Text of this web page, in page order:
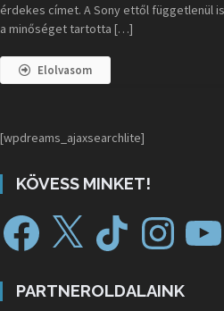
érdekes címet. A Sony ettől függetlenül
a minőséget tartotta […]
Elolvasom
[wpdreams_ajaxsearchlite]
KÖVESS MINKET!
PARTNEROLDALAINK